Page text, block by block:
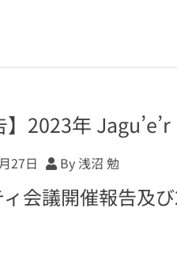
】2023年
27日 By 浅沼 勉
会議開催報告及